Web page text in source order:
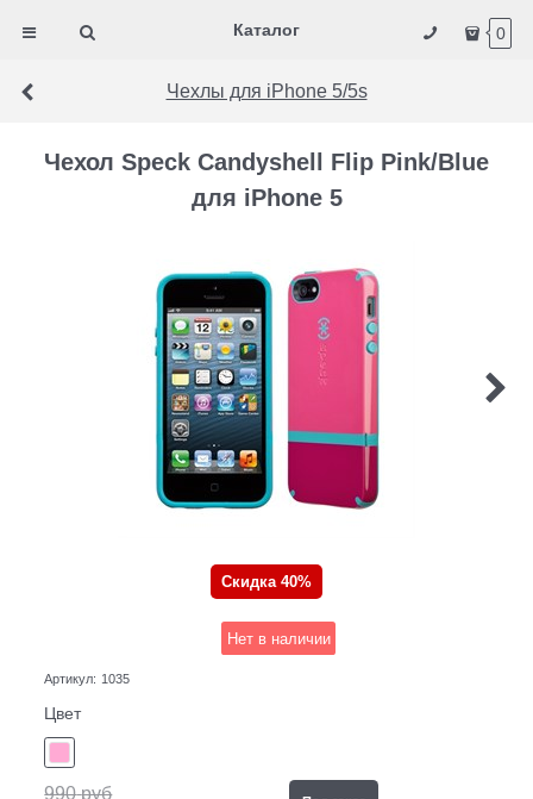
Каталог 0
Чехлы для iPhone 5/5s
Чехол Speck Candyshell Flip Pink/Blue
для iPhone 5
Скидка 40%
Нет в наличии
Артикул: 1035
Цвет
990 руб